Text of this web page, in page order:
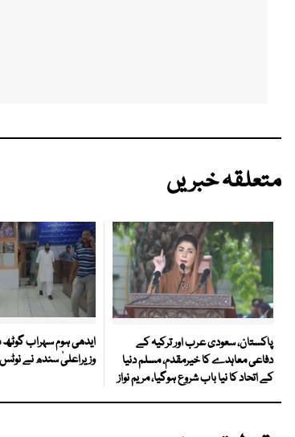
متعلقہ خبریں
پاکستان، سعودی عرب اور ترکیہ کے
دفاعی معاہدے کا خیرمقدم، مسلم دنیا
کے اتحاد کا نیا باب شروع ہوگیا، مریم نواز
ایدھی ہوم سہراب گوٹھ
وزیراعلیٰ سندھ نے نوٹس